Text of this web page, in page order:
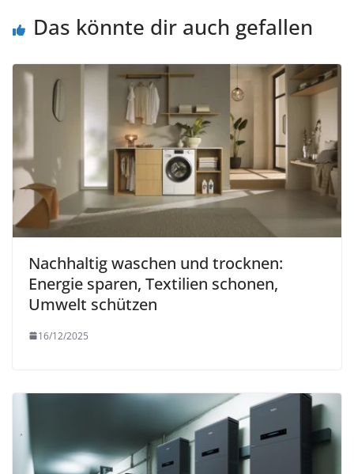
Das könnte dir auch gefallen
Nachhaltig waschen und trocknen:
Energie sparen, Textilien schonen,
Umwelt schützen
16/12/2025